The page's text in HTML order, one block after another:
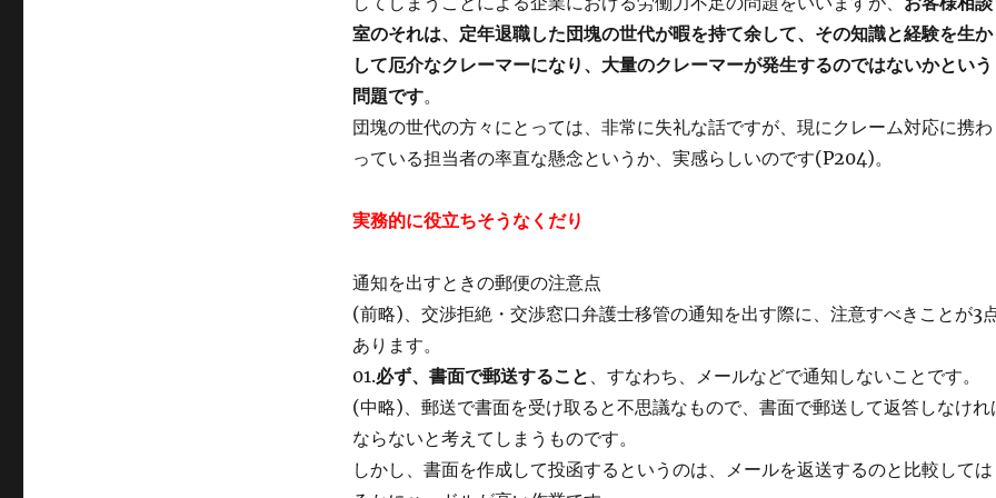
室のそれは、定年退職した団塊の世代が暇を持て余して、その知識と経験を生か
して厄介なクレーマーになり、大量のクレーマーが発生するのではないかという
問題です。
団塊の世代の方々にとっては、非常に失礼な話ですが、現にクレーム対応に携わ
っている担当者の率直な懸念というか、実感らしいのです(P204)。
実務的に役立ちそうなくだり
通知を出すときの郵便の注意点
(前略)、交渉拒絶・交渉窓口弁護士移管の通知を出す際に、注意すべきことが3
あります。
01.必ず、書面で郵送すること 、すなわち、メールなどで通知しないことです。
(中略)、郵送で書面を受け取ると不思議なもので、書面で郵送して返答しなけれ
ならないと考えてしまうものです。
しかし、書面を作成して投函するというのは、メールを返送するのと比較しては